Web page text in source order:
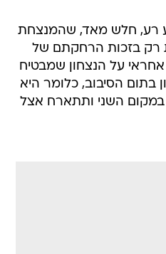
רע, חלש מאד, שהמנצחת
רק בזכות הרחקתם של
אחראי על הנצחון שמבטיח
הסיבוב, כלומר היא
השני ותתארח אצל